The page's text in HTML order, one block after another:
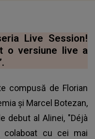
Live Session!
o versiune live a
compusă de Florian
și Marcel Botezan,
debut al Alinei, "Déjà
colaboat cu cei mai